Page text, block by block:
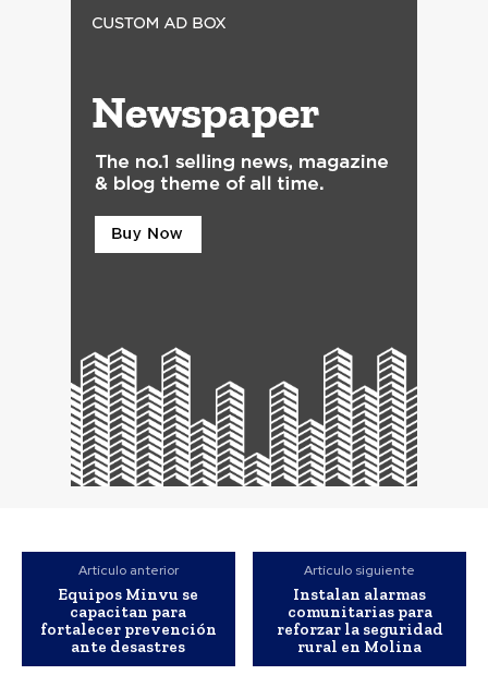
Artículo anterior
Equipos Minvu se
capacitan para
fortalecer prevención
ante desastres
Artículo siguiente
Instalan alarmas
comunitarias para
reforzar la seguridad
rural en Molina